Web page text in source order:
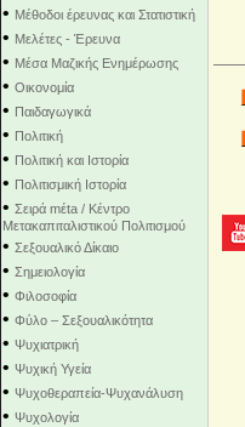
• Μέθοδοι έρευνας και Στατιστική
• Μελέτες - Έρευνα
• Μέσα Μαζικής Ενημέρωσης
• Οικονομία
• Παιδαγωγικά
• Πολιτική
• Πολιτική και Ιστορία
• Πολιτισμική Ιστορία
• Σειρά mέta / Κέντρο
Μετακαπιταλιστικού Πολιτισμού
• Σεξουαλικό Δίκαιο
• Σημειολογία
• Φιλοσοφία
• Φύλο – Σεξουαλικότητα
• Ψυχιατρική
• Ψυχική Υγεία
• Ψυχοθεραπεία-Ψυχανάλυση
• Ψυχολογία